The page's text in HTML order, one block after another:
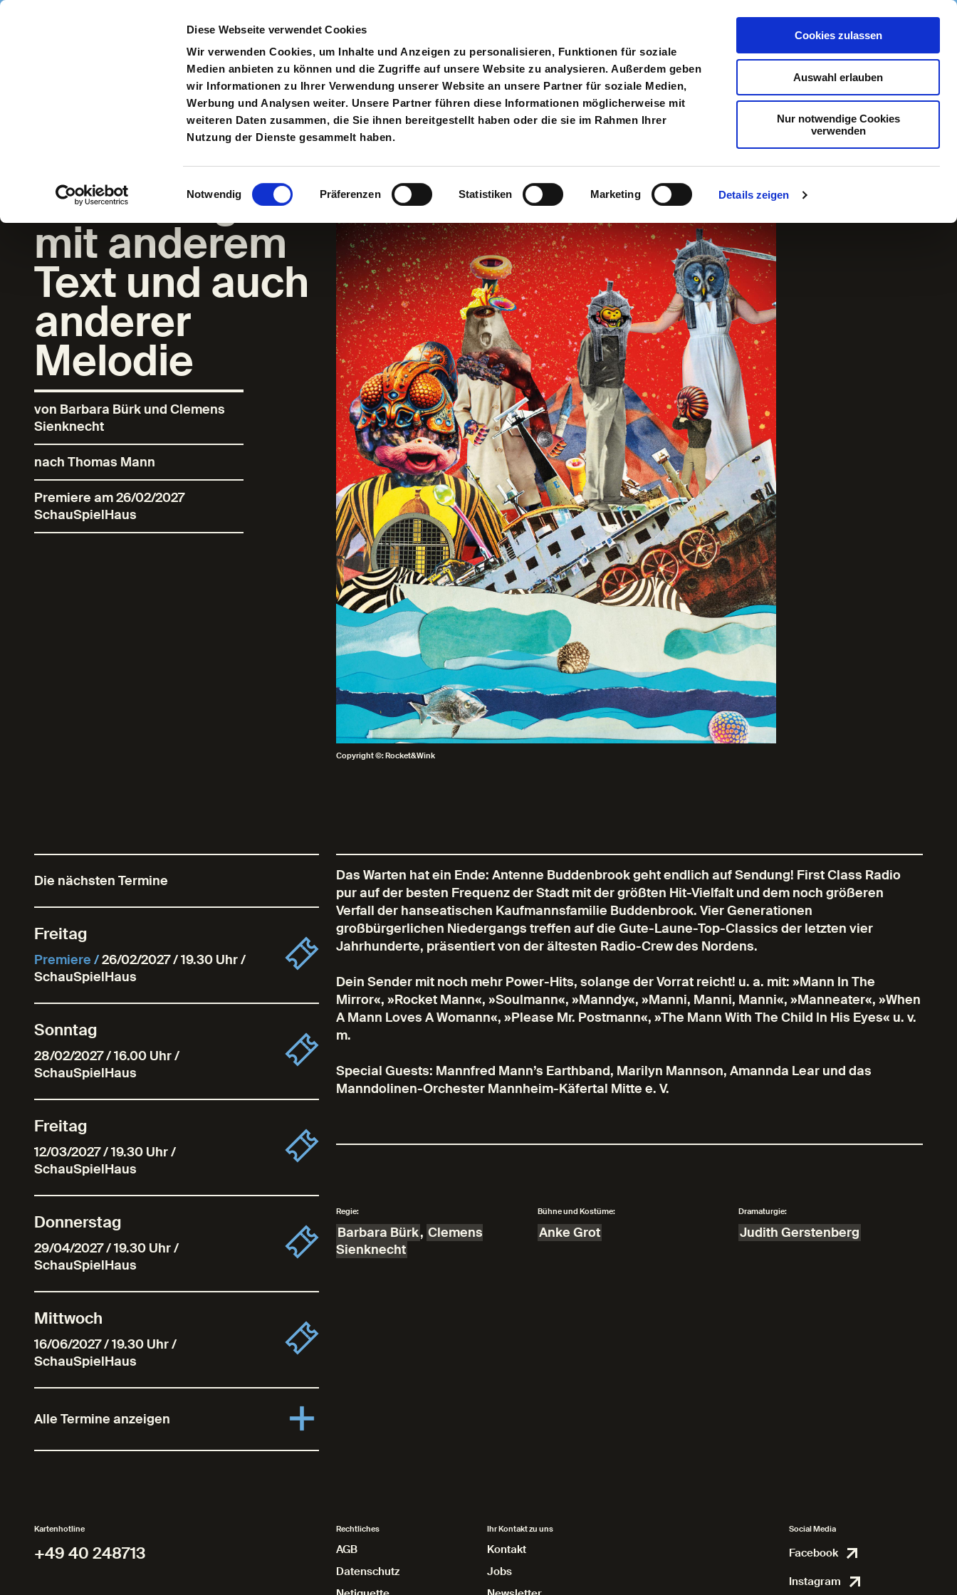
Diese Webseite verwendet Cookies
Wir verwenden Cookies, um Inhalte und Anzeigen zu personalisieren, Funktionen für soziale
Medien anbieten zu können und die Zugriffe auf unsere Website zu analysieren. Außerdem geben
wir Informationen zu Ihrer Verwendung unserer Website an unsere Partner für soziale Medien,
Werbung und Analysen weiter. Unsere Partner führen diese Informationen möglicherweise mit
weiteren Daten zusammen, die Sie ihnen bereitgestellt haben oder die sie im Rahmen Ihrer
Nutzung der Dienste gesammelt haben.
Einwilligungsauswahl
Notwendig Präferenzen Statistiken Marketing Details zeigen
Cookies zulassen
Auswahl erlauben
Nur notwendige Cookies
verwenden
Direkt zum Inhalt
Spielplan Toggle search input Suche Anmelden Anmeldung
Buddenbrooks
– allerdings
mit anderem
Text und auch
anderer
Melodie
von Barbara Bürk und Clemens
Sienknecht
nach Thomas Mann
Premiere am 26/02/2027
SchauSpielHaus
Copyright ©: Rocket&Wink
Die nächsten Termine
Freitag
Premiere /26/02/2027 / 19.30 Uhr /
SchauSpielHaus
Sonntag
28/02/2027 / 16.00 Uhr /
SchauSpielHaus
Freitag
12/03/2027 / 19.30 Uhr /
SchauSpielHaus
Donnerstag
29/04/2027 / 19.30 Uhr /
SchauSpielHaus
Mittwoch
16/06/2027 / 19.30 Uhr /
SchauSpielHaus
Alle Termine anzeigen
Das Warten hat ein Ende: Antenne Buddenbrook geht endlich auf Sendung! First Class Radio
pur auf der besten Frequenz der Stadt mit der größten Hit-Vielfalt und dem noch größeren
Verfall der hanseatischen Kaufmannsfamilie Buddenbrook. Vier Generationen
großbürgerlichen Niedergangs treffen auf die Gute-Laune-Top-Classics der letzten vier
Jahrhunderte, präsentiert von der ältesten Radio-Crew des Nordens.
Dein Sender mit noch mehr Power-Hits, solange der Vorrat reicht! u. a. mit: »Mann In The
Mirror«, »Rocket Mann«, »Soulmann«, »Manndy«, »Manni, Manni, Manni«, »Manneater«, »When
A Mann Loves A Womann«, »Please Mr. Postmann«, »The Mann With The Child In His Eyes« u. v.
m.
Special Guests: Mannfred Mann’s Earthband, Marilyn Mannson, Amannda Lear und das
Manndolinen-Orchester Mannheim-Käfertal Mitte e. V.
Regie:
Barbara Bürk, Clemens
Sienknecht
Bühne und Kostüme:
Anke Grot
Dramaturgie:
Judith Gerstenberg
Kartenhotline
+49 40 248713
Rechtliches
AGB
Datenschutz
Datenschutz
Ihr Kontakt zu uns
Kontakt
Jobs
Social Media
Facebook
Instagram